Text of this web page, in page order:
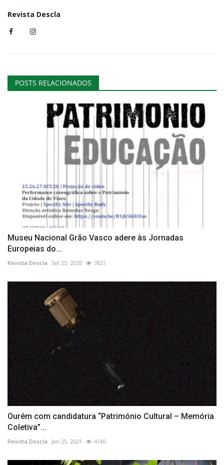
Revista Descla
POSTS RELACIONADOS
Museu Nacional Grão Vasco adere às Jornadas
Europeias do...
Revista Descla Set 25, 2020 3821
Ourém com candidatura “Património Cultural – Memória
Coletiva”...
Revista Descla Jan 25, 2021 4186